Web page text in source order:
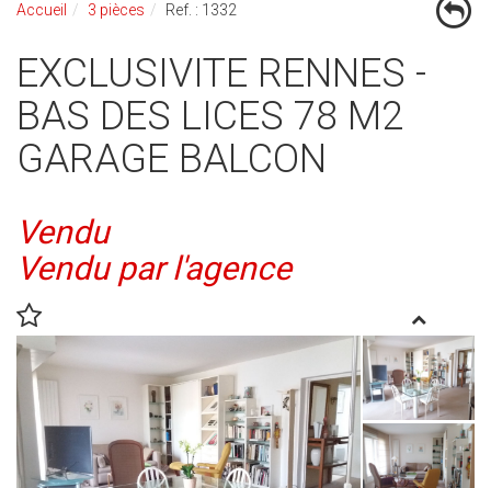
Accueil 3 pièces Ref. : 1332
EXCLUSIVITE RENNES -
BAS DES LICES 78 M2
GARAGE BALCON
Vendu
Vendu par l'agence